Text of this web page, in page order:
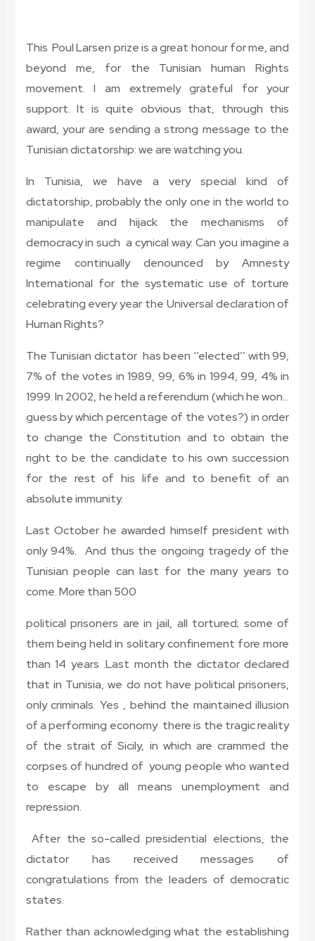
This Poul Larsen prize is a great honour for me, and
beyond me, for the Tunisian human Rights
movement. I am extremely grateful for your
support. It is quite obvious that, through this
award, your are sending a strong message to the
Tunisian dictatorship: we are watching you.
In Tunisia, we have a very special kind of
dictatorship, probably the only one in the world to
manipulate and hijack the mechanisms of
democracy in such a cynical way. Can you imagine a
regime continually denounced by Amnesty
International for the systematic use of torture
celebrating every year the Universal declaration of
Human Rights?
The Tunisian dictator has been ‘’elected’’ with 99,
7% of the votes in 1989, 99, 6% in 1994, 99, 4% in
1999. In 2002, he held a referendum (which he won…
guess by which percentage of the votes?) in order
to change the Constitution and to obtain the
right to be the candidate to his own succession
for the rest of his life and to benefit of an
absolute immunity.
Last October he awarded himself president with
only 94%. And thus the ongoing tragedy of the
Tunisian people can last for the many years to
come. More than 500
political prisoners are in jail, all tortured; some of
them being held in solitary confinement fore more
than 14 years .Last month the dictator declared
that in Tunisia, we do not have political prisoners,
only criminals. Yes , behind the maintained illusion
of a performing economy there is the tragic reality
of the strait of Sicily, in which are crammed the
corpses of hundred of young people who wanted
to escape by all means unemployment and
repression.
After the so-called presidential elections, the
dictator has received messages of
congratulations from the leaders of democratic
states.
Rather than acknowledging what the establishing